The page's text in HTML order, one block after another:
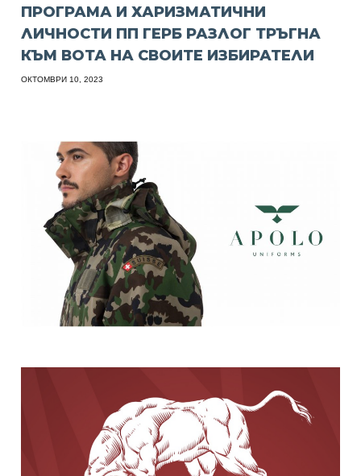
ПРОГРАМА И ХАРИЗМАТИЧНИ
ЛИЧНОСТИ ПП ГЕРБ РАЗЛОГ ТРЪГНА
КЪМ ВОТА НА СВОИТЕ ИЗБИРАТЕЛИ
ОКТОМВРИ 10, 2023